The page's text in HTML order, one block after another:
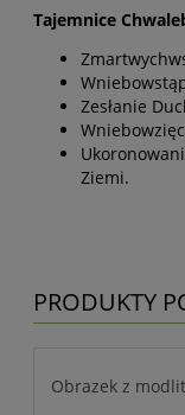
Tajemnice
Zesłanie
Ziemi.
PRODUKTY
Obrazek z